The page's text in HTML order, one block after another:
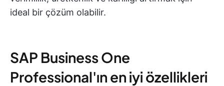
ideal bir çözüm olabilir.
SAP Business One
Professional'ın en iyi özellikleri